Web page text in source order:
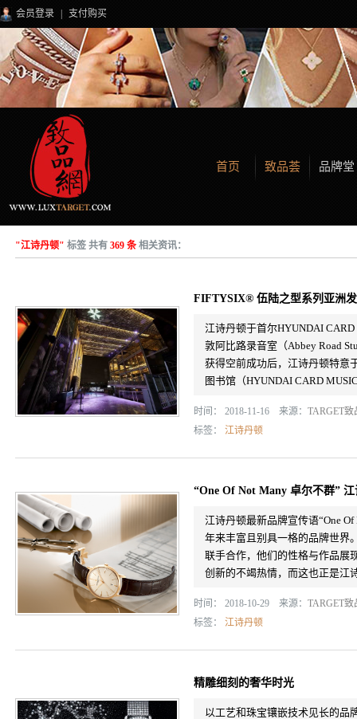
会员登录 支付购买
首页 致品荟 品牌堂
"江诗丹顿" 标签 共有 369 条相关资讯：
FIFTYSIX® 伍陆之型系列亚洲
江诗丹顿于首尔HYUNDAI
敦阿比路录音室（Abbey Road
获得空前成功后，江诗丹顿特意
图书馆（HYUNDAI CARD
时间： 2018-11-16 来源： TARGET致
标签： 江诗丹顿
“One Of Not Many 卓尔不群”
江诗丹顿最新品牌宣传语“One
年来丰富且别具一格的品牌世界
联手合作，他们的性格与作品展
创新的不竭热情，而这也正是江
时间： 2018-10-29 来源： TARGET致
标签： 江诗丹顿
精雕细刻的奢华时光
以工艺和珠宝镶嵌技术见长的品